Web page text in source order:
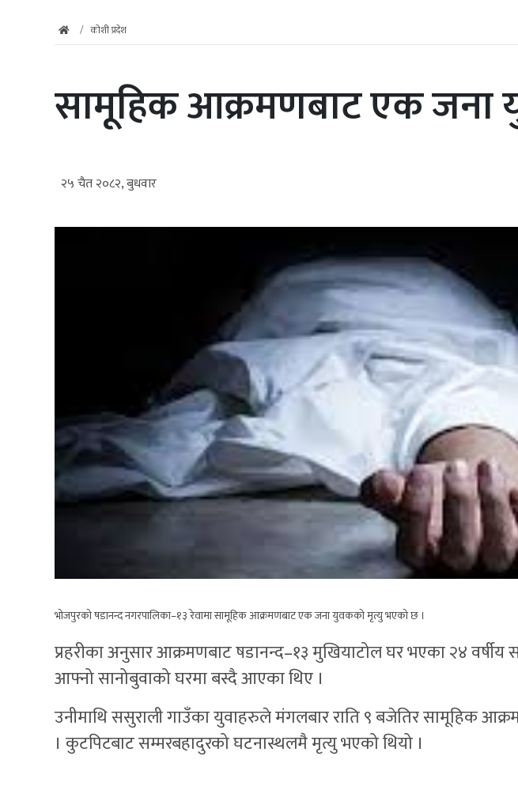
कोशी प्रदेश
सामूहिक आक्रमणबाट एक जना
२५ चैत २०८२, बुधवार
भोजपुरको षडानन्द नगरपालिका–१३ रेवामा सामूहिक आक्रमणबाट एक जना युवकको मृत्यु भएको छ ।
प्रहरीका अनुसार आक्रमणबाट षडानन्द–१३ मुखियाटोल घर भएका २४ वर्षीय
आफ्नो सानोबुवाको घरमा बस्दै आएका थिए ।
उनीमाथि ससुराली गाउँका युवाहरुले मंगलबार राति ९ बजेतिर सामूहिक
। कुटपिटबाट सम्मरबहादुरको घटनास्थलमै मृत्यु भएको थियो ।